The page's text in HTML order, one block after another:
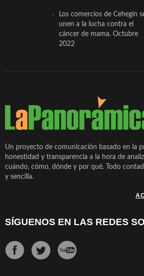
Los comercios de Cehegín
unen a la lucha contra el
cáncer de mama. Octubre
2022
Un proyecto de comunicación basado en la
honestidad y transparencia a la hora de
cuándo, cómo, dónde y por qué. Todo
y sencilla.
SÍGUENOS EN LAS REDES